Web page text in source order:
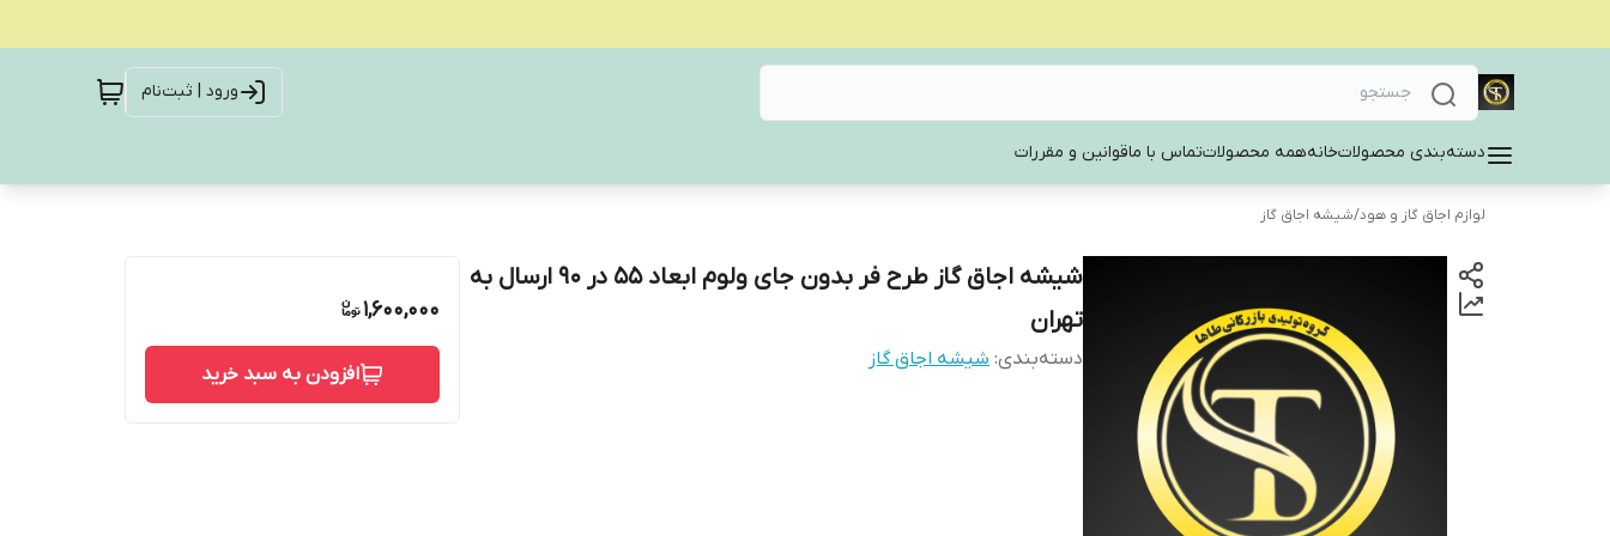
ورود | ثبت‌نام
دسته‌بندی محصولاتخانههمه محصولاتتماس با ماقوانین و مقررات
لوازم اجاق گاز و هود/شیشه‌ اجاق گاز
شیشه اجاق گاز طرح فر بدون جای ولوم ابعاد ۵۵ در ۹۰ ارسال به
تهران
دسته‌بندی: شیشه‌ اجاق گاز
1,600,000
افزودن به سبد خرید